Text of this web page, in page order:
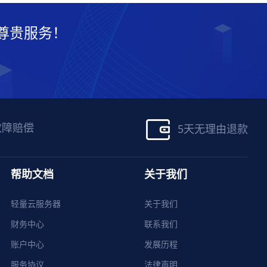
服务！
赔偿 5天无理由退款
帮助文档
轻量云服务器
财务中心
账户中心
服务协议
关于我们
关于我们
联系我们
发展历程
法律声明